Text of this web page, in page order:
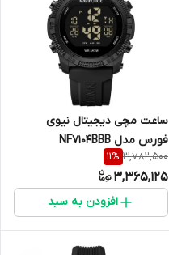
ساعت مچی دیجیتال نیوی
فورس مدل NF7104BBB
3,782,500
11%
3,365,125
افزودن به سبد